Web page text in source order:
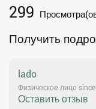
299
Получить
lado
Физическое лицо
Оставить отзыв